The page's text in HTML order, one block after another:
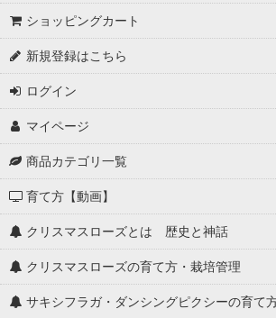
ショッピングカート
新規登録はこちら
ログイン
マイページ
商品カテゴリ一覧
育て方【動画】
クリスマスローズとは 歴史と神話
クリスマスローズの育て方・栽培管理
サキシフラガ・ダンシングピクシーの育て